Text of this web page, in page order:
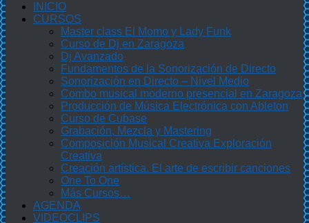
INICIO
CURSOS
Master class El Momo y Lady Funk
Curso de Dj en Zaragoza
Dj Avanzado
Fundamentos de la Sonorización de Directo
Sonorización en Directo – Nivel Medio
Combo musical moderno presencial en Zaragoza
Producción de Música Electrónica con Ableton
Curso de Cubase
Grabación, Mezcla y Mastering
Composición Musical Creativa Exploración
Creativa
Creación artística. El arte de escribir canciones
One To One
Más Cursos…
AGENDA
VIDEOCLIPS